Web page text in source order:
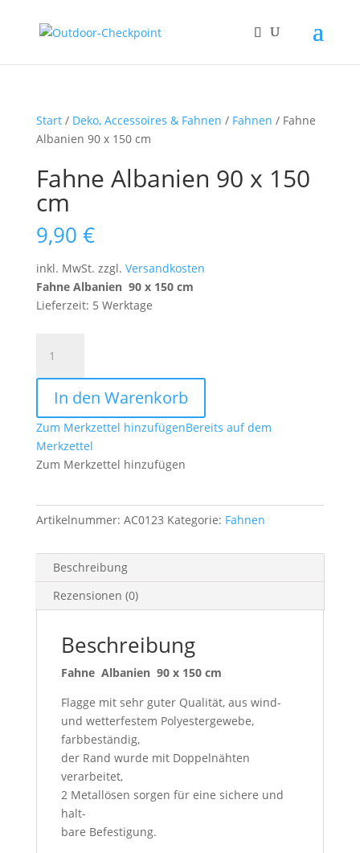
Start/ Deko, Accessoires & Fahnen / Fahnen / Fahne
Albanien 90 x 150 cm
Fahne Albanien 90 x 150
cm
9,90 €
inkl. MwSt. zzgl. Versandkosten
Fahne Albanien 90 x 150 cm
Lieferzeit: 5 Werktage
Albanien
90
150
cm
Menge
In den Warenkorb
Zum Merkzettel hinzufügenBereits auf dem
Merkzettel
Zum Merkzettel hinzufügen
Artikelnummer: AC0123 Kategorie: Fahnen
Beschreibung
Rezensionen (0)
Beschreibung
Fahne Albanien 90 x 150 cm
Flagge mit sehr guter Qualität, aus wind-
und wetterfestem Polyestergewebe,
farbbeständig,
der Rand wurde mit Doppelnähten
verarbeitet,
2 Metallösen sorgen für eine sichere und
halt-
bare Befestigung.